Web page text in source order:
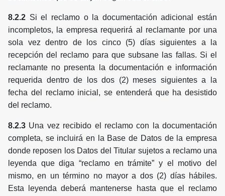
8.2.2 Si el reclamo o la documentación adicional están
incompletos, la empresa requerirá al reclamante por una
sola vez dentro de los cinco (5) días siguientes a la
recepción del reclamo para que subsane las fallas. Si el
reclamante no presenta la documentación e información
requerida dentro de los dos (2) meses siguientes a la
fecha del reclamo inicial, se entenderá que ha desistido
del reclamo.
8.2.3 Una vez recibido el reclamo con la documentación
completa, se incluirá en la Base de Datos de la empresa
donde reposen los Datos del Titular sujetos a reclamo una
leyenda que diga “reclamo en trámite” y el motivo del
mismo, en un término no mayor a dos (2) días hábiles.
Esta leyenda deberá mantenerse hasta que el reclamo